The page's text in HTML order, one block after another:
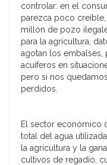
controlar: en el
parezca poco creíble,
millón de pozo
para la agricultura,
agotan los
acuíferos en
pero si nos
perdidos.
El sector económico
total del agua
la agricultura y la
cultivos de regadío,